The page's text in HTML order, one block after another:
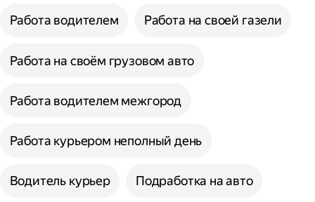
Работа водителем Работа на своей газели
Работа на своём грузовом авто
Работа водителем межгород
Работа курьером неполный день
Водитель курьер Подработка на авто